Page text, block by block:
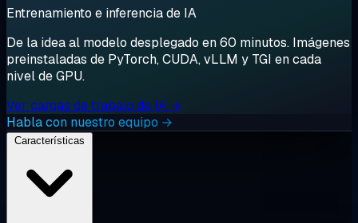
Entrenamiento e inferencia de IA
De la idea al modelo desplegado en 60 minutos. Imágenes
preinstaladas de PyTorch, CUDA, vLLM y TGI en cada
nivel de GPU.
Ver cargas de trabajo de IA →
Habla con nuestro equipo →